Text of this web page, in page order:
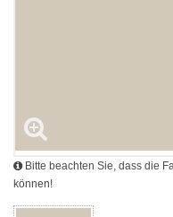
Bitte beachten Sie, dass die
können!